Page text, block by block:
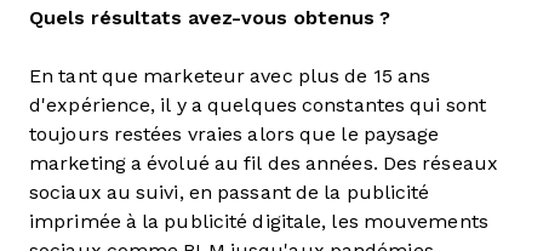
Quels résultats avez-vous obtenus ?
En tant que marketeur avec plus de 15 ans
d'expérience, il y a quelques constantes qui sont
toujours restées vraies alors que le paysage
marketing a évolué au fil des années. Des réseaux
sociaux au suivi, en passant de la publicité
imprimée à la publicité digitale, les mouvements